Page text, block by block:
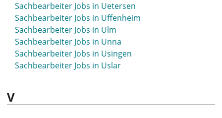
Sachbearbeiter Jobs in Stuhr
Sachbearbeiter Jobs in Stuttgart
Sachbearbeiter Jobs in St- Wendel
Sachbearbeiter Jobs in Sulzbach-Rosenberg
Sachbearbeiter Jobs in Sundern
Sachbearbeiter Jobs in Syke
Sachbearbeiter Jobs in Uetersen
Sachbearbeiter Jobs in Uffenheim
Sachbearbeiter Jobs in Ulm
Sachbearbeiter Jobs in Unna
Sachbearbeiter Jobs in Usingen
Sachbearbeiter Jobs in Uslar
V